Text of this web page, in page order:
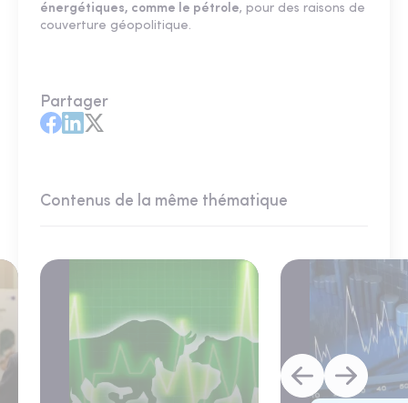
énergétiques, comme le pétrole, pour des raisons de
couverture géopolitique.
Partager
Contenus de la même thématique